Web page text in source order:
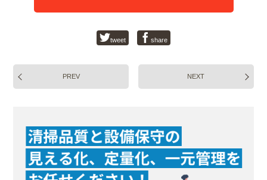
tweet share
PREV NEXT